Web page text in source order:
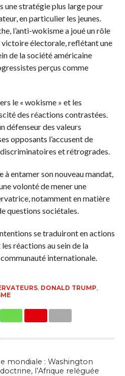
une stratégie plus large pour
en particulier les jeunes.
l’anti-wokisme a joué un rôle
électorale, reflétant une
de la société américaine
perçus comme
le « wokisme » et les
des réactions contrastées.
défenseur des valeurs
opposants l’accusent de
et rétrogrades.
entamer son nouveau mandat,
volonté de mener une
notamment en matière
questions sociétales.
se traduiront en actions
réactions au sein de la
internationale.
, DONALD TRUMP
mondiale : Washington
l’Afrique reléguée